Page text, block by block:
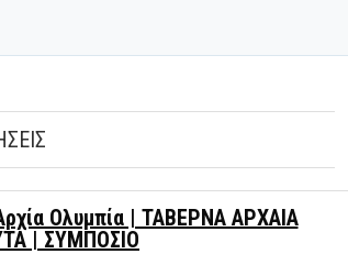
Ολυμπία | ΤΑΒΕΡΝΑ ΑΡΧΑΙΑ
| ΣΥΜΠΟΣΙΟ